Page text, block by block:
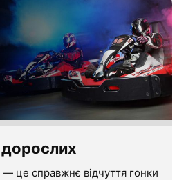
це справжнє відчуття гонки